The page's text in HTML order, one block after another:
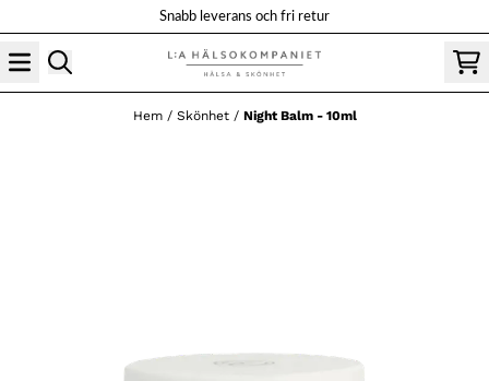
Snabb leverans och fri retur
Hem / Skönhet / Night Balm - 10ml